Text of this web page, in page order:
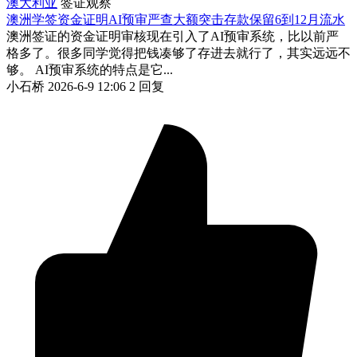
澳洲学签资金证明AI预审严查大额突击存款保留6到12月流水
澳洲签证的资金证明审核现在引入了AI预审系统，比以前严
格多了。很多同学觉得把钱凑够了存进去就行了，其实远远不
够。 AI预审系统的特点是它...
小石桥 2026-6-9 12:06 2 回复